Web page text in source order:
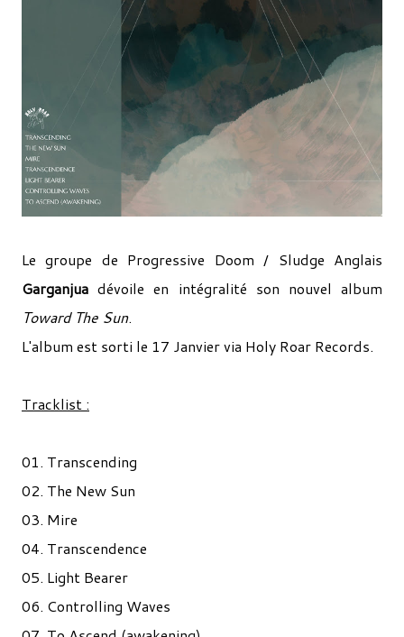
Le groupe de Progressive Doom / Sludge Anglais
Garganjua dévoile en intégralité son nouvel album
Toward The Sun.
L'album est sorti le 17 Janvier via Holy Roar Records.
Tracklist :
01. Transcending
02. The New Sun
03. Mire
04. Transcendence
05. Light Bearer
06. Controlling Waves